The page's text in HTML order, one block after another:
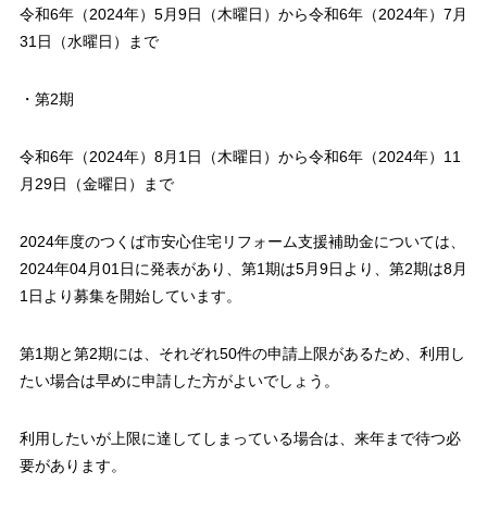
令和6年（2024年）5月9日（木曜日）から令和6年（2024年）7月
31日（水曜日）まで
・第2期
令和6年（2024年）8月1日（木曜日）から令和6年（2024年）11
月29日（金曜日）まで
2024年度のつくば市安心住宅リフォーム支援補助金については、
2024年04月01日に発表があり、第1期は5月9日より、第2期は8月
1日より募集を開始しています。
第1期と第2期には、それぞれ50件の申請上限があるため、利用し
たい場合は早めに申請した方がよいでしょう。
利用したいが上限に達してしまっている場合は、来年まで待つ必
要があります。